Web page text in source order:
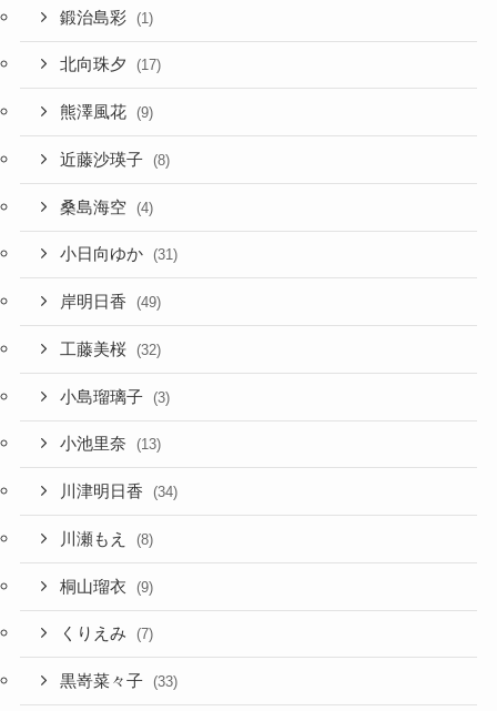
鍛治島彩 (1)
北向珠夕 (17)
熊澤風花 (9)
近藤沙瑛子 (8)
桑島海空 (4)
小日向ゆか (31)
岸明日香 (49)
工藤美桜 (32)
小島瑠璃子 (3)
小池里奈 (13)
川津明日香 (34)
川瀬もえ (8)
桐山瑠衣 (9)
くりえみ (7)
黒嵜菜々子 (33)